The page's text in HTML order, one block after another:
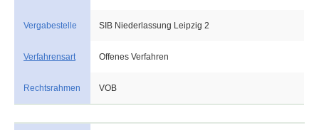
Vergabestelle SIB Niederlassung Leipzig 2
Verfahrensart Offenes Verfahren
Rechtsrahmen VOB